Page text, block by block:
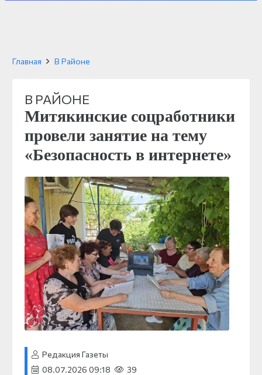
Главная В Районе
В РАЙОНЕ
Митякинские соцработники
провели занятие на тему
«Безопасность в интернете»
Редакция Газеты
08.07.2026 09:18
39